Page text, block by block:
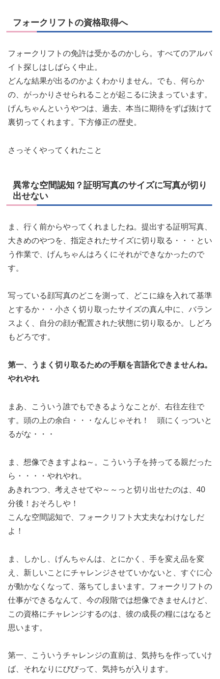
フォークリフトの資格取得へ
フォークリフトの免許は受かるのかしら。すべてのアルバ
イト探しはしばらく中止。
どんな結果が出るのかよくわかりません。でも、何らか
の、がっかりさせられることが起こるに決まっています。
げんちゃんというやつは、過去、本当に期待をずば抜けて
裏切ってくれます。下方修正の歴史。
さっそくやってくれたこと
異常な空間認知？証明写真のサイズに写真が切り
出せない
ま、行く前からやってくれましたね。提出する証明写真、
大きめのやつを、指定されたサイズに切り取る・・・とい
う作業で、げんちゃんはろくにそれができなかったので
す。
写っている顔写真のどこを測って、どこに線を入れて基準
とするか・・小さく切り取ったサイズの真ん中に、バラン
スよく、自分の顔が配置された状態に切り取るか。しどろ
もどろです。
第一、うまく切り取るための手順を言語化できませんね。
やれやれ
まあ、こういう誰でもできるようなことが、右往左往で
す。頭の上の余白・・・なんじゃそれ！ 頭にくっついと
るがな・・・
ま、想像できますよね～。こういう子を持ってる親だった
ら・・・・やれやれ。
あきれつつ、考えさせてや～～っと切り出せたのは、40
分後！おそろしや！
こんな空間認知で、フォークリフト大丈夫なわけなしだ
よ！
ま、しかし、げんちゃんは、とにかく、手を変え品を変
え、新しいことにチャレンジさせていかないと、すぐに心
が動かなくなって、落ちてしまいます。フォークリフトの
仕事ができるなんて、今の段階では想像できませんけど、
この資格にチャレンジするのは、彼の成長の糧にはなると
思います。
第一、こういうチャレンジの直前は、気持ちを作っていけ
ば、それなりにびびって、気持ちが入ります。